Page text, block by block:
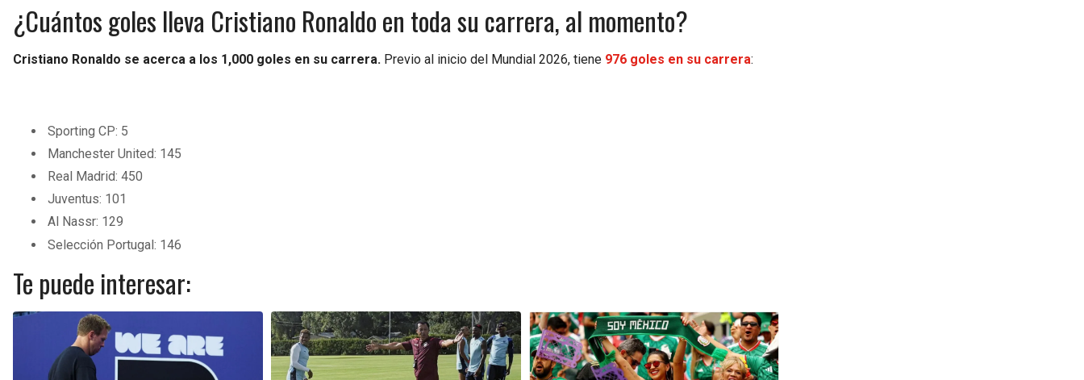
¿Cuántos goles lleva Cristiano Ronaldo en toda su carrera, al momento?
Cristiano Ronaldo se acerca a los 1,000 goles en su carrera. Previo al inicio del Mundial 2026, tiene 976 goles en su carrera:
Sporting CP: 5
Manchester United: 145
Real Madrid: 450
Juventus: 101
Al Nassr: 129
Selección Portugal: 146
Te puede interesar: